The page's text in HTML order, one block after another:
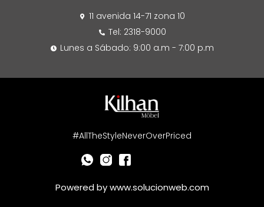
11 avenida 14-71 zona 10
Tel: 2318-9000
Lunes a Sábado: 9:00 a.m - 7:00 p.m
#AllTheStyleNeverOverPriced
Powered bywww.solucionweb.com